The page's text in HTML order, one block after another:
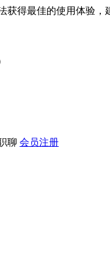
获得最佳的使用体验，
聊 会员注册